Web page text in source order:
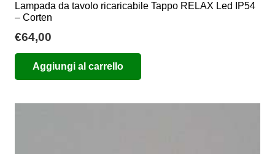
Lampada da tavolo ricaricabile Tappo RELAX Led IP54
– Corten
€64,00
Aggiungi al carrello